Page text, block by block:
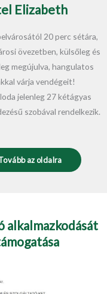
Elizabeth
20 perc sétára,
övezetben, külsőleg és
megújulva, hangulatos
várja vendégeit!
jelenleg 27 kétágyas
szobával rendelkezik.
az oldalra
alkalmazkodását